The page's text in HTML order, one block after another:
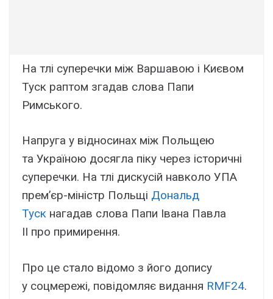
На тлі суперечки між Варшавою і Києвом
Туск раптом згадав слова Папи
Римського.
Напруга у відносинах між Польщею
та Україною досягла піку через історичні
суперечки. На тлі дискусій навколо УПА
прем’єр-міністр Польщі Дональд
Туск нагадав слова Папи Івана Павла
II про примирення.
Про це стало відомо з його допису
у соцмережі, повідомляє видання RMF24.